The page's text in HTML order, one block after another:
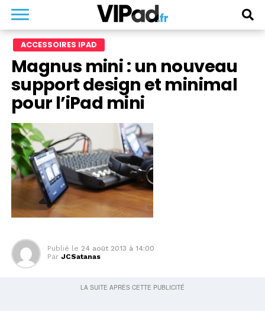
ACCESSOIRES IPAD
Magnus mini : un nouveau
support design et minimal
pour l’iPad mini
Publié le 24 août 2013 à 14:00
Par JCSatanas